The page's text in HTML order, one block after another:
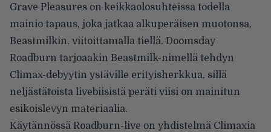
Grave Pleasures on keikkaolosuhteissa todella
mainio tapaus, joka jatkaa alkuperäisen muotonsa,
Beastmilkin, viitoittamalla tiellä. Doomsday
Roadburn tarjoaakin Beastmilk-nimellä tehdyn
Climax-debyytin ystäville erityisherkkua, sillä
neljästätoista livebiisistä peräti viisi on mainitun
esikoislevyn materiaalia.
Käytännössä Roadburn-live on yhdistelmä Climaxia